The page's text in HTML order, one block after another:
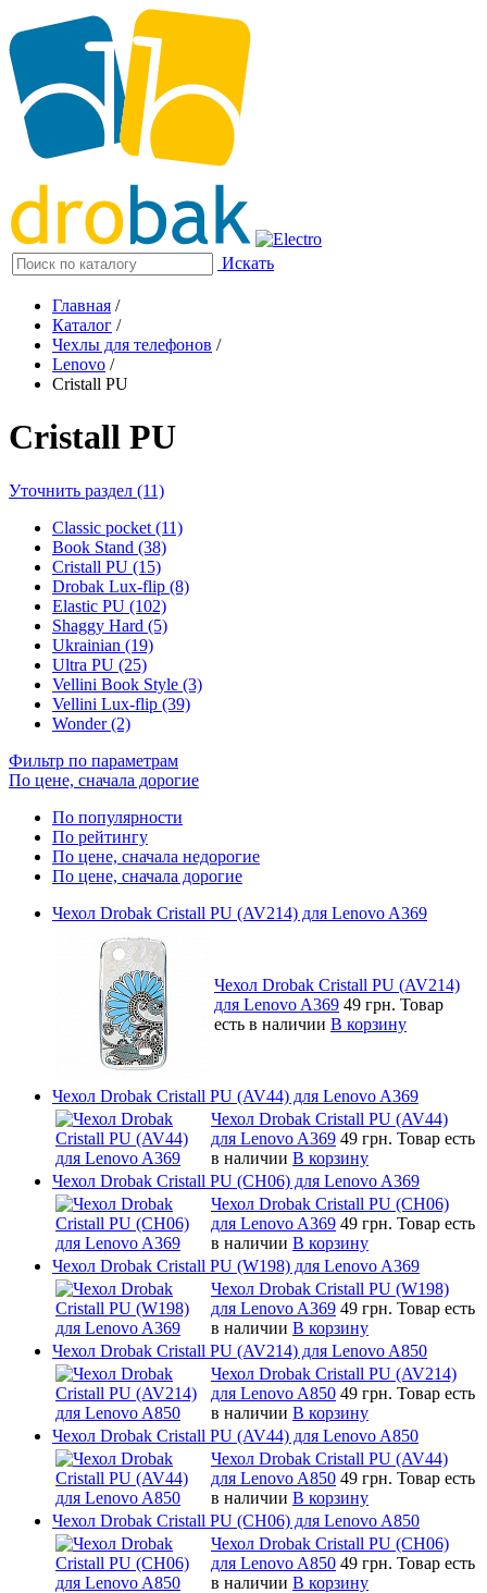
Искать
Главная /
Каталог /
Чехлы для телефонов /
Lenovo /
Cristall PU
Cristall PU
Уточнить раздел (11)
Classic pocket (11)
Book Stand (38)
Cristall PU (15)
Drobak Lux-flip (8)
Elastic PU (102)
Shaggy Hard (5)
Ukrainian (19)
Ultra PU (25)
Vellini Book Style (3)
Vellini Lux-flip (39)
Wonder (2)
Фильтр по параметрам
По цене, сначала дорогие
По популярности
По рейтингу
По цене, сначала недорогие
По цене, сначала дорогие
Чехол Drobak Cristall PU (AV214) для Lenovo A369
Чехол Drobak Cristall PU (AV214)
для Lenovo A369 49 грн. Товар
есть в наличии В корзину
Чехол Drobak Cristall PU (AV44) для Lenovo A369
Чехол Drobak Cristall PU (AV44)
для Lenovo A369 49 грн. Товар есть
в наличии В корзину
Чехол Drobak Cristall PU (CH06) для Lenovo A369
Чехол Drobak Cristall PU (CH06)
для Lenovo A369 49 грн. Товар есть
в наличии В корзину
Чехол Drobak Cristall PU (W198) для Lenovo A369
Чехол Drobak Cristall PU (W198)
для Lenovo A369 49 грн. Товар есть
в наличии В корзину
Чехол Drobak Cristall PU (AV214) для Lenovo A850
Чехол Drobak Cristall PU (AV214)
для Lenovo A850 49 грн. Товар есть
в наличии В корзину
Чехол Drobak Cristall PU (AV44) для Lenovo A850
Чехол Drobak Cristall PU (AV44)
для Lenovo A850 49 грн. Товар есть
в наличии В корзину
Чехол Drobak Cristall PU (CH06) для Lenovo A850
Чехол Drobak Cristall PU (CH06)
для Lenovo A850 49 грн. Товар есть
в наличии В корзину